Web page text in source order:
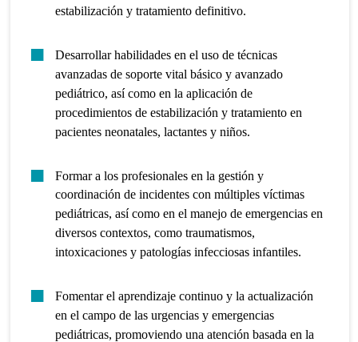
estabilización y tratamiento definitivo.
Desarrollar habilidades en el uso de técnicas
avanzadas de soporte vital básico y avanzado
pediátrico, así como en la aplicación de
procedimientos de estabilización y tratamiento en
pacientes neonatales, lactantes y niños.
Formar a los profesionales en la gestión y
coordinación de incidentes con múltiples víctimas
pediátricas, así como en el manejo de emergencias en
diversos contextos, como traumatismos,
intoxicaciones y patologías infecciosas infantiles.
Fomentar el aprendizaje continuo y la actualización
en el campo de las urgencias y emergencias
pediátricas, promoviendo una atención basada en la